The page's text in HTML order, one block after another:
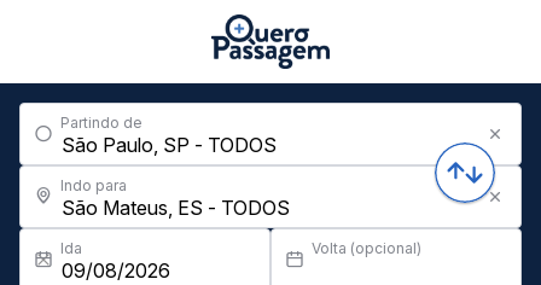
Partindo de
Indo para
Ida Volta (opcional)